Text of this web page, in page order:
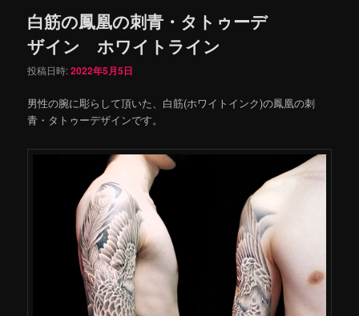
白筋の鳳凰の刺青・タトゥーデ
ザイン ホワイトライン
投稿日時:2022年5月5日
男性の腕に彫らして頂いた、白筋(ホワイトインク)の鳳凰の刺
青・タトゥーデザインです。